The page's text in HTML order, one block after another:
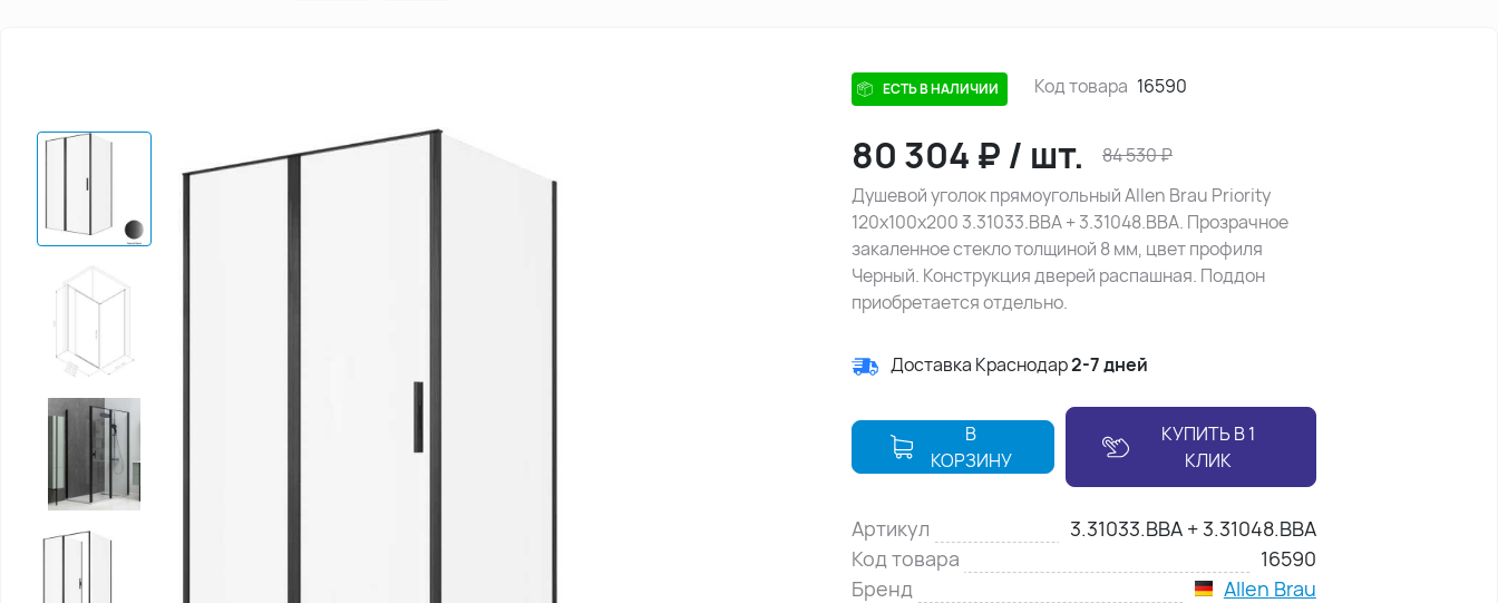
ЕСТЬ В НАЛИЧИИ Код товара 16590
80 304 ₽ / шт. 84 530₽
Душевой уголок прямоугольный Allen Brau Priority
120х100х200 3.31033.BBA + 3.31048.BBA. Прозрачное
закаленное стекло толщиной 8 мм, цвет профиля
Черный. Конструкция дверей распашная. Поддон
приобретается отдельно.
Доставка Краснодар2-7 дней
В
КОРЗИНУ
КУПИТЬ В 1
КЛИК
Артикул
3.31033.BBA + 3.31048.BBA
Код товара
16590
Бренд
Allen Brau